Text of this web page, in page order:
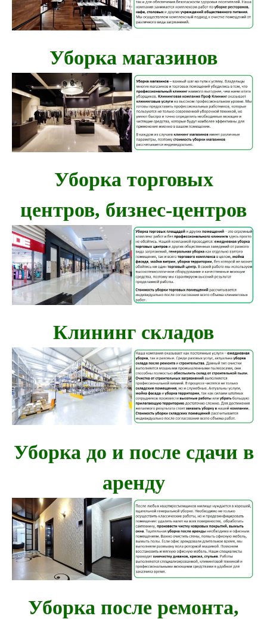
Уборка магазинов
Уборка торговых
центров, бизнес-центров
Клининг складов
Уборка до и после сдачи в
аренду
Уборка после ремонта,